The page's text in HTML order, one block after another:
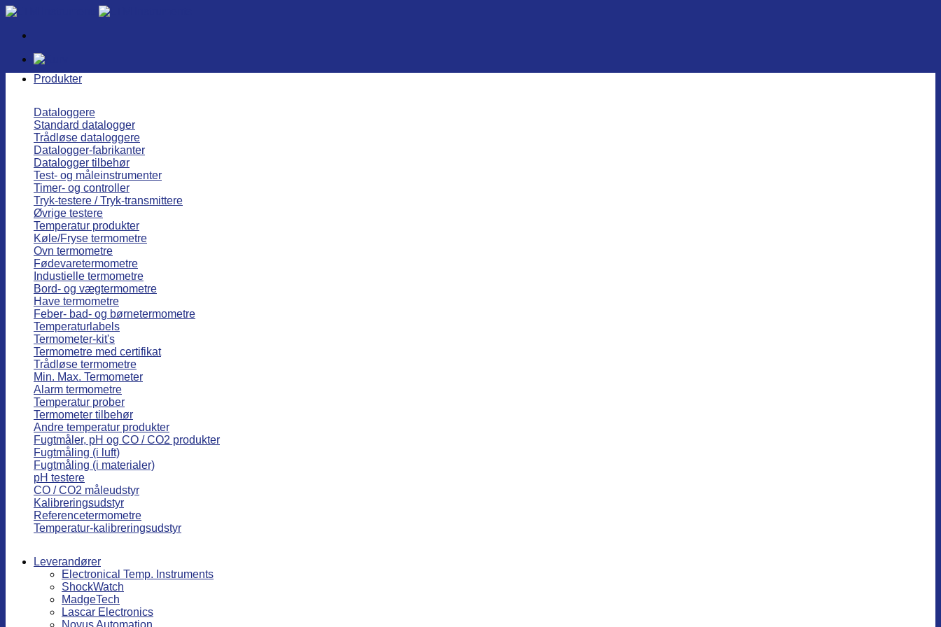
Fortsæt
indhold
Produkter
Dataloggere
Standard datalogger
Trådløse dataloggere
Datalogger-fabrikanter
Datalogger tilbehør
Test- og måleinstrumenter
Timer- og controller
Tryk-testere / Tryk-transmittere
Øvrige testere
Temperatur produkter
Køle/Fryse termometre
Ovn termometre
Fødevaretermometre
Industielle termometre
Bord- og vægtermometre
Have termometre
Feber- bad- og børnetermometre
Temperaturlabels
Termometer-kit's
Termometre med certifikat
Trådløse termometre
Min. Max. Termometer
Alarm termometre
Temperatur prober
Termometer tilbehør
Andre temperatur produkter
Fugtmåler, pH og CO / CO2 produkter
Fugtmåling (i luft)
Fugtmåling (i materialer)
pH testere
CO / CO2 måleudstyr
Kalibreringsudstyr
Referencetermometre
Temperatur-kalibreringsudstyr
Leverandører
Electronical Temp. Instruments
ShockWatch
MadgeTech
Lascar Electronics
Novus Automation